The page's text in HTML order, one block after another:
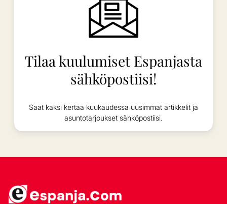
Tilaa kuulumiset Espanjasta
sähköpostiisi!
Saat kaksi kertaa kuukaudessa uusimmat artikkelit ja
asuntotarjoukset sähköpostiisi.